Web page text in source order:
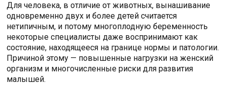
Для человека, в отличие от животных, вынашивание
одновременно двух и более детей считается
нетипичным, и потому многоплодную беременность
некоторые специалисты даже воспринимают как
состояние, находящееся на границе нормы и патологии.
Причиной этому — повышенные нагрузки на женский
организм и многочисленные риски для развития
малышей.